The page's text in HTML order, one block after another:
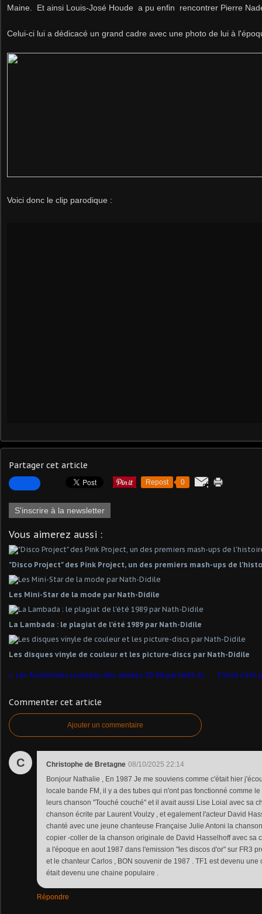
Maine
Et ainsi Louis-José Houde a pu enfin rencontrer Pierre
Celui-ci lui a dédicacé un grand cadre avec une photo de lui à
Voici donc le clip parodique :
Partager cet article
Repost 0
S'inscrire à la newsletter
Vous aimerez aussi :
"Disco Project" des Pink Project, un des premiers mash-ups de
Les Mini-Star de la mode par Nath-Didile
La Lambada : le plagiat de l'été 1989 par Nath-Didile
Les disques vinyle de couleur et les picture-discs par Nath-Didile
Les fournitures scolaires des années 70-80 par Nath-Didile
Commenter cet article
Ajouter un commentaire
C Christophe de Bretagne 08/10/2025 22:14
Bonjour Nathalie , En 1987 Je me souviens comme c'était hier
locale bande FM, il y a des tubes qui n'ont pas fonctionné comme
leurs chanson "Touché couché" et il avait aussi Lise Loial avec sa
chanson écrite par Laurent Voulzy , et egalement l'acteur David
chanté avec une jeune chanteuse Française Julie Antoni la
copier -coller de la chanson originale de David Hasselhoff avec sa
a l'époque en aout 1987 dans l'emission "les discos d'or" sur FR3
et le chanteur Carlos , BON souvenir de 1987 . TF1 est devenu une
était devenu une chaine populaire .
Répondre